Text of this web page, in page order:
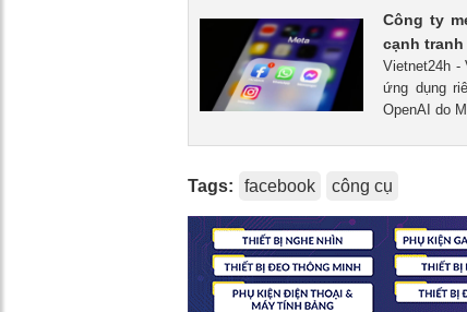
Công ty
cạnh
Vietnet24h -
ứng dụng
OpenAI do
Tags: facebook công cụ